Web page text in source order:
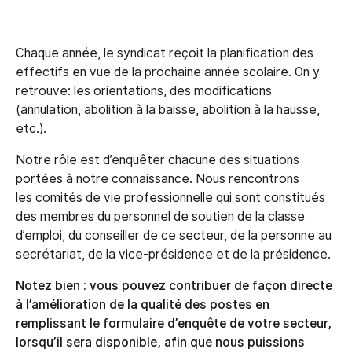
Chaque année, le syndicat reçoit la planification des
effectifs en vue de la prochaine année scolaire. On y
retrouve: les orientations, des modifications
(annulation, abolition à la baisse, abolition à la hausse,
etc.).
Notre rôle est d’enquêter chacune des situations
portées à notre connaissance. Nous rencontrons
les comités de vie professionnelle qui sont constitués
des membres du personnel de soutien de la classe
d’emploi, du conseiller de ce secteur, de la personne au
secrétariat, de la vice-présidence et de la présidence.
Notez bien : vous pouvez contribuer de façon directe
à l’amélioration de la qualité des postes en
remplissant le formulaire d’enquête de votre secteur,
lorsqu’il sera disponible, afin que nous puissions